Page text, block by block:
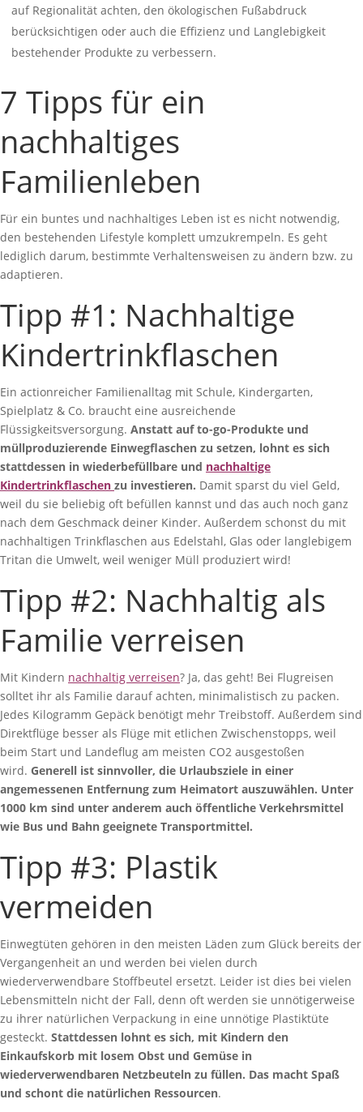
auf Regionalität achten, den ökologischen Fußabdruck
berücksichtigen oder auch die Effizienz und Langlebigkeit
bestehender Produkte zu verbessern.
7 Tipps für ein
nachhaltiges
Familienleben
Für ein buntes und nachhaltiges Leben ist es nicht notwendig,
den bestehenden Lifestyle komplett umzukrempeln. Es geht
lediglich darum, bestimmte Verhaltensweisen zu ändern bzw. zu
adaptieren.
Tipp #1: Nachhaltige
Kindertrinkflaschen
Ein actionreicher Familienalltag mit Schule, Kindergarten,
Spielplatz & Co. braucht eine ausreichende
Flüssigkeitsversorgung. Anstatt auf to-go-Produkte und
müllproduzierende Einwegflaschen zu setzen, lohnt es sich
stattdessen in wiederbefüllbare und nachhaltige
Kindertrinkflaschen zu investieren. Damit sparst du viel Geld,
weil du sie beliebig oft befüllen kannst und das auch noch ganz
nach dem Geschmack deiner Kinder. Außerdem schonst du mit
nachhaltigen Trinkflaschen aus Edelstahl, Glas oder langlebigem
Tritan die Umwelt, weil weniger Müll produziert wird!
Tipp #2: Nachhaltig als
Familie verreisen
Mit Kindern nachhaltig verreisen? Ja, das geht! Bei Flugreisen
solltet ihr als Familie darauf achten, minimalistisch zu packen.
Jedes Kilogramm Gepäck benötigt mehr Treibstoff. Außerdem sind
Direktflüge besser als Flüge mit etlichen Zwischenstopps, weil
beim Start und Landeflug am meisten CO2 ausgestoßen
wird. Generell ist sinnvoller, die Urlaubsziele in einer
angemessenen Entfernung zum Heimatort auszuwählen. Unter
1000 km sind unter anderem auch öffentliche Verkehrsmittel
wie Bus und Bahn geeignete Transportmittel.
Tipp #3: Plastik
vermeiden
Einwegtüten gehören in den meisten Läden zum Glück bereits der
Vergangenheit an und werden bei vielen durch
wiederverwendbare Stoffbeutel ersetzt. Leider ist dies bei vielen
Lebensmitteln nicht der Fall, denn oft werden sie unnötigerweise
zu ihrer natürlichen Verpackung in eine unnötige Plastiktüte
gesteckt. Stattdessen lohnt es sich, mit Kindern den
Einkaufskorb mit losem Obst und Gemüse in
wiederverwendbaren Netzbeuteln zu füllen. Das macht Spaß
und schont die natürlichen Ressourcen.